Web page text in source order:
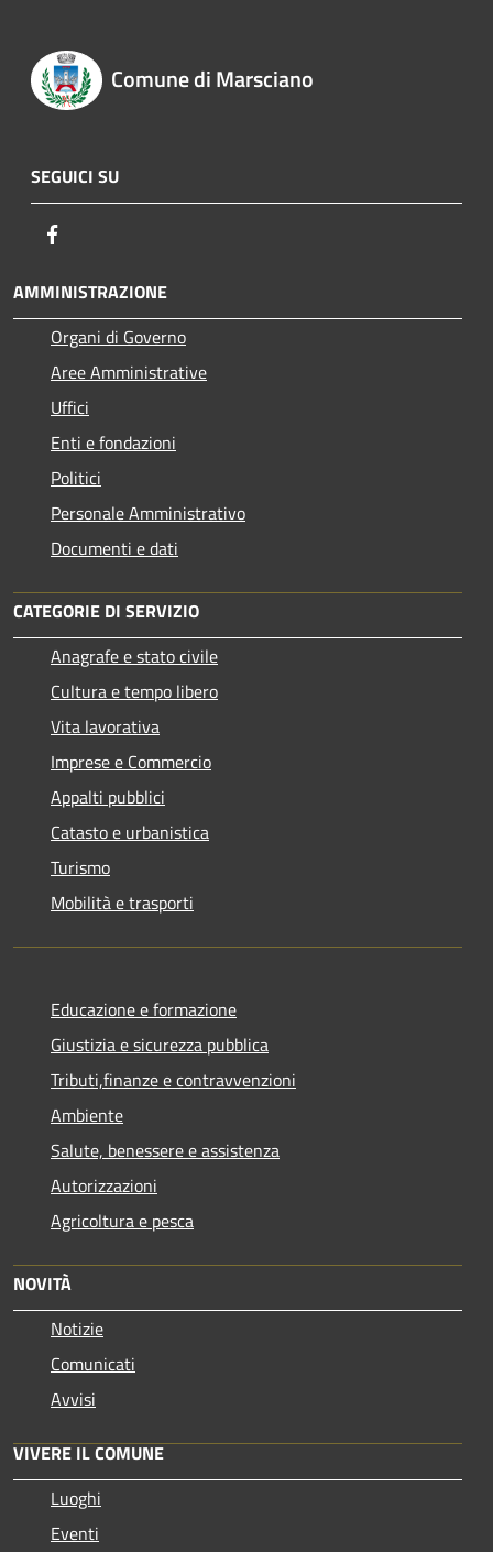
Comune di Marsciano
SEGUICI SU
AMMINISTRAZIONE
Organi di Governo
Aree Amministrative
Uffici
Enti e fondazioni
Politici
Personale Amministrativo
Documenti e dati
CATEGORIE DI SERVIZIO
Anagrafe e stato civile
Cultura e tempo libero
Vita lavorativa
Imprese e Commercio
Appalti pubblici
Catasto e urbanistica
Turismo
Mobilità e trasporti
Educazione e formazione
Giustizia e sicurezza pubblica
Tributi,finanze e contravvenzioni
Ambiente
Salute, benessere e assistenza
Autorizzazioni
Agricoltura e pesca
NOVITÀ
Notizie
Comunicati
Avvisi
VIVERE IL COMUNE
Luoghi
Eventi